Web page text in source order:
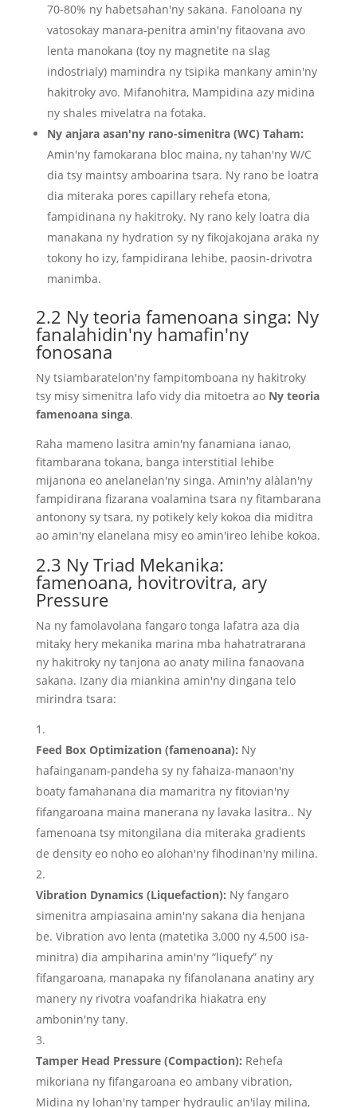
70-80% ny habetsahan'ny sakana. Fanoloana ny
vatosokay manara-penitra amin'ny fitaovana avo
lenta manokana (toy ny magnetite na slag
indostrialy) mamindra ny tsipika mankany amin'ny
hakitroky avo. Mifanohitra, Mampidina azy midina
ny shales mivelatra na fotaka.
Ny anjara asan'ny rano-simenitra (WC) Taham:
Amin'ny famokarana bloc maina, ny tahan'ny W/C
dia tsy maintsy amboarina tsara. Ny rano be loatra
dia miteraka pores capillary rehefa etona,
fampidinana ny hakitroky. Ny rano kely loatra dia
manakana ny hydration sy ny fikojakojana araka ny
tokony ho izy, fampidirana lehibe, paosin-drivotra
manimba.
2.2 Ny teoria famenoana singa: Ny
fanalahidin'ny hamafin'ny
fonosana
Ny tsiambaratelon'ny fampitomboana ny hakitroky
tsy misy simenitra lafo vidy dia mitoetra ao Ny teoria
famenoana singa.
Raha mameno lasitra amin'ny fanamiana ianao,
fitambarana tokana, banga interstitial lehibe
mijanona eo anelanelan'ny singa. Amin'ny alàlan'ny
fampidirana fizarana voalamina tsara ny fitambarana
antonony sy tsara, ny potikely kely kokoa dia miditra
ao amin'ny elanelana misy eo amin'ireo lehibe kokoa.
2.3 Ny Triad Mekanika:
famenoana, hovitrovitra, ary
Pressure
Na ny famolavolana fangaro tonga lafatra aza dia
mitaky hery mekanika marina mba hahatratrarana
ny hakitroky ny tanjona ao anaty milina fanaovana
sakana. Izany dia miankina amin'ny dingana telo
mirindra tsara:
Feed Box Optimization (famenoana): Ny
hafainganam-pandeha sy ny fahaiza-manaon'ny
boaty famahanana dia mamaritra ny fitovian'ny
fifangaroana maina manerana ny lavaka lasitra.. Ny
famenoana tsy mitongilana dia miteraka gradients
de density eo noho eo alohan'ny fihodinan'ny milina.
Vibration Dynamics (Liquefaction): Ny fangaro
simenitra ampiasaina amin'ny sakana dia henjana
be. Vibration avo lenta (matetika 3,000 ny 4,500 isa-
minitra) dia ampiharina amin'ny “liquefy” ny
fifangaroana, manapaka ny fifanolanana anatiny ary
manery ny rivotra voafandrika hiakatra eny
ambonin'ny tany.
Tamper Head Pressure (Compaction): Rehefa
mikoriana ny fifangaroana eo ambany vibration,
Midina ny lohan'ny tamper hydraulic an'ilay milina,